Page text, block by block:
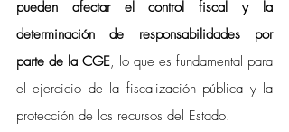
pueden afectar el control fiscal y la
determinación de responsabilidades por
parte de la CGE, lo que es fundamental para
el ejercicio de la fiscalización pública y la
protección de los recursos del Estado.